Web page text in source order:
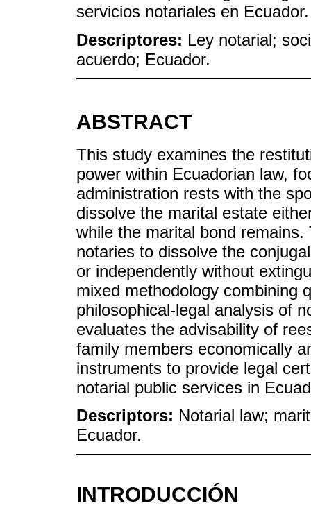
servicios notariales en Ecuador.
Descriptores: Ley notarial;
acuerdo; Ecuador.
ABSTRACT
This study examines the
power within Ecuadorian law,
administration rests with the
dissolve the marital estate
while the marital bond
notaries to dissolve the
or independently without
mixed methodology combining
philosophical-legal analysis of
evaluates the advisability of
family members economically
instruments to provide legal
notarial public services in
Descriptors: Notarial law;
Ecuador.
INTRODUCCIÓN